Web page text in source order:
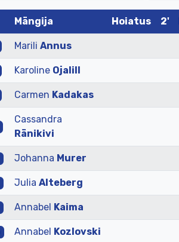
Mängija Hoiatus 2'
Marili Annus
Karoline Ojalill
Carmen Kadakas
Cassandra
Ränikivi
Johanna Murer
Julia Alteberg
Annabel Kaima
Annabel Kozlovski